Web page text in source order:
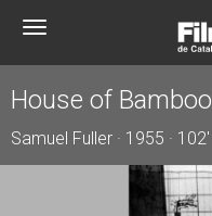
Toggle
House of Bamboo
Samuel Fuller · 1955 · 102'